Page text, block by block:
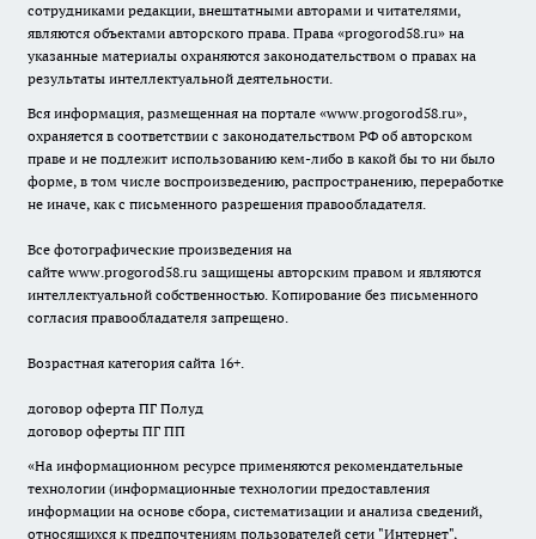
сотрудниками редакции, внештатными авторами и читателями,
являются объектами авторского права. Права «progorod58.ru» на
указанные материалы охраняются законодательством о правах на
результаты интеллектуальной деятельности.
Вся информация, размещенная на портале «www.progorod58.ru»,
охраняется в соответствии с законодательством РФ об авторском
праве и не подлежит использованию кем-либо в какой бы то ни было
форме, в том числе воспроизведению, распространению, переработке
не иначе, как с письменного разрешения правообладателя.
Все фотографические произведения на
сайте www.progorod58.ru защищены авторским правом и являются
интеллектуальной собственностью. Копирование без письменного
согласия правообладателя запрещено.
Возрастная категория сайта 16+.
договор оферта ПГ Полуд
договор оферты ПГ ПП
«На информационном ресурсе применяются рекомендательные
технологии (информационные технологии предоставления
информации на основе сбора, систематизации и анализа сведений,
относящихся к предпочтениям пользователей сети "Интернет",